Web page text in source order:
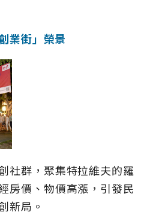
業街」榮景
社群，聚集特拉維夫的羅
房價、物價高漲，引發民
新局。